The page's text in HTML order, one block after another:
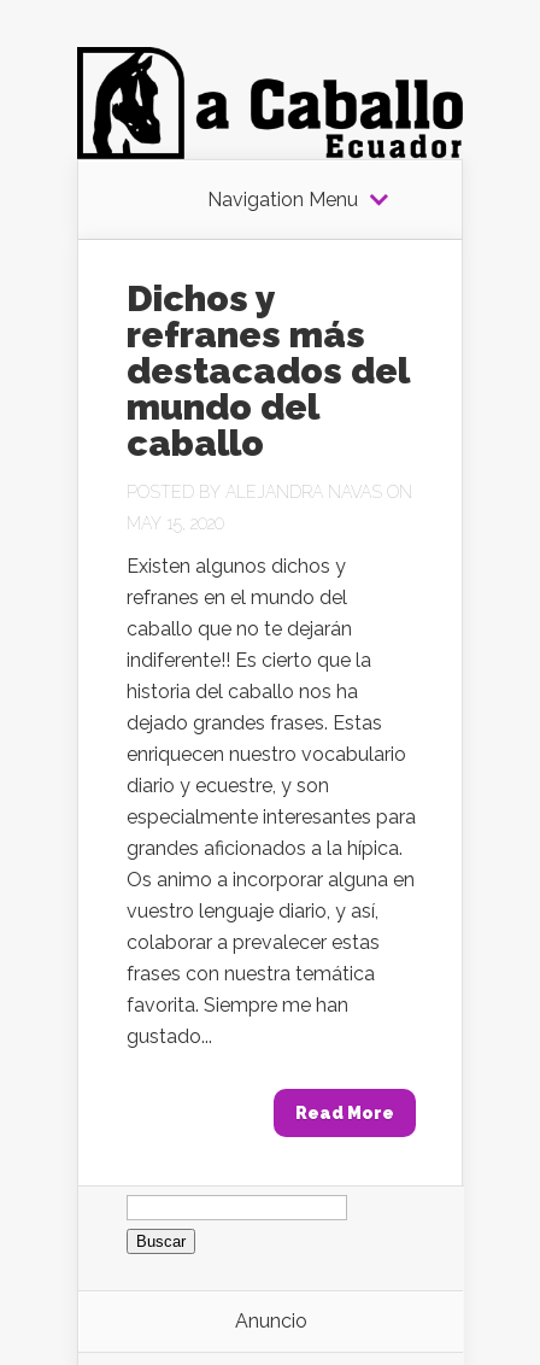
Navigation Menu
Dichos y
refranes más
destacados del
mundo del
caballo
POSTED BY ALEJANDRA NAVAS ON
MAY 15, 2020
Existen algunos dichos y
refranes en el mundo del
caballo que no te dejarán
indiferente!! Es cierto que la
historia del caballo nos ha
dejado grandes frases. Estas
enriquecen nuestro vocabulario
diario y ecuestre, y son
especialmente interesantes para
grandes aficionados a la hípica.
Os animo a incorporar alguna en
vuestro lenguaje diario, y así,
colaborar a prevalecer estas
frases con nuestra temática
favorita. Siempre me han
gustado...
Read More
Buscar:
Anuncio